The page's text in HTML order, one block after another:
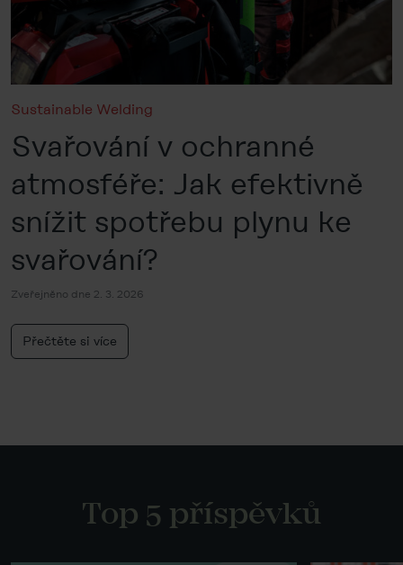
Sustainable Welding
Svařování v ochranné
atmosféře: Jak efektivně
snížit spotřebu plynu ke
svařování?
Zveřejněno dne 2. 3. 2026
Přečtěte si více
Top 5 příspěvků